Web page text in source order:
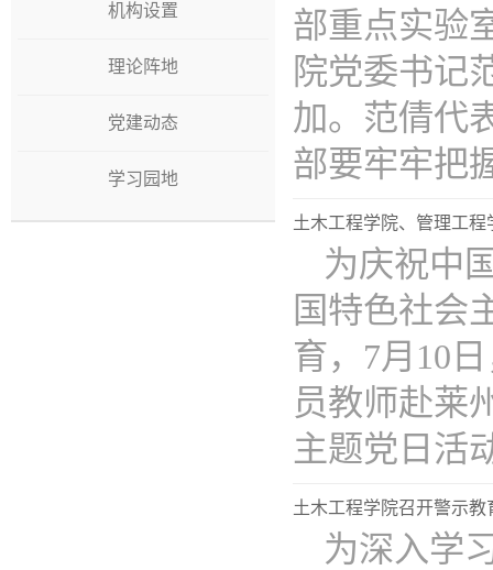
机构设置
理论阵地
党建动态
学习园地
部重点实验
院党委书记
加。范倩代
部要牢牢把
土木工程学院、管理工
为庆祝中
国特色社会
育，7月10
员教师赴莱
主题党日活
土木工程学院召开警示教
为深入学